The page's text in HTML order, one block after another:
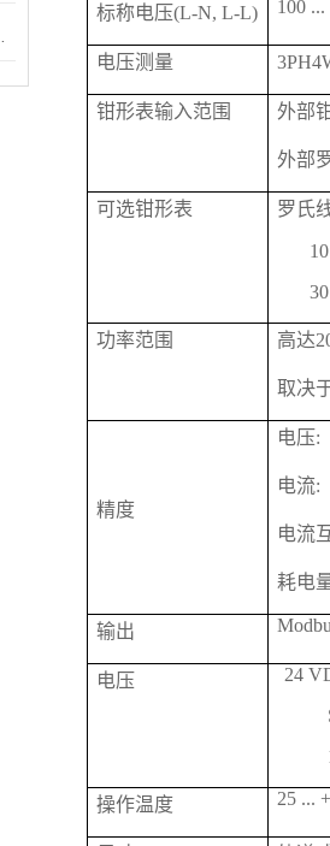
标称电压(L-N, L-L) 100
电压测量
钳形表输入范围 外部
外部
可选钳形表 罗氏
功率范围 高达
取决
精度
电压:
电流:
电流
耗电
输出
电压
24
操作温度 25 ...